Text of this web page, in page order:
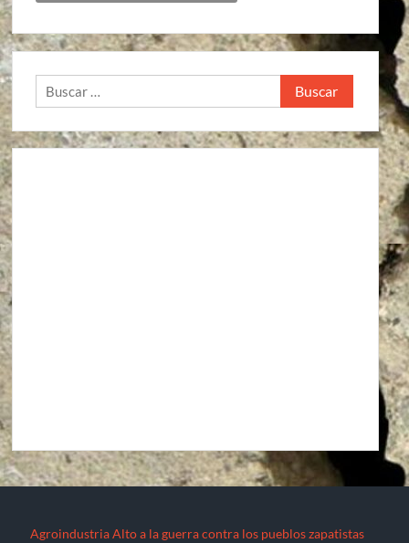
Buscar:
Agroindustria Alto a la guerra contra los pueblos zapatistas